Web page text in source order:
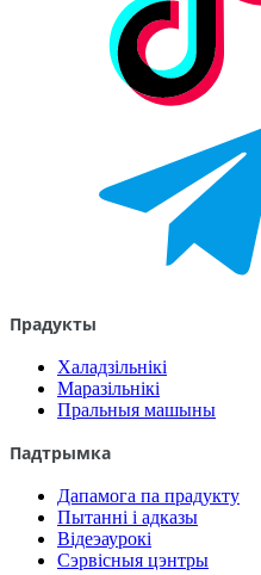
Прадукты
Халадзільнікі
Маразільнікі
Пральныя машыны
Падтрымка
Дапамога па прадукту
Пытанні і адказы
Відеэаурокі
Сэрвісныя цэнтры